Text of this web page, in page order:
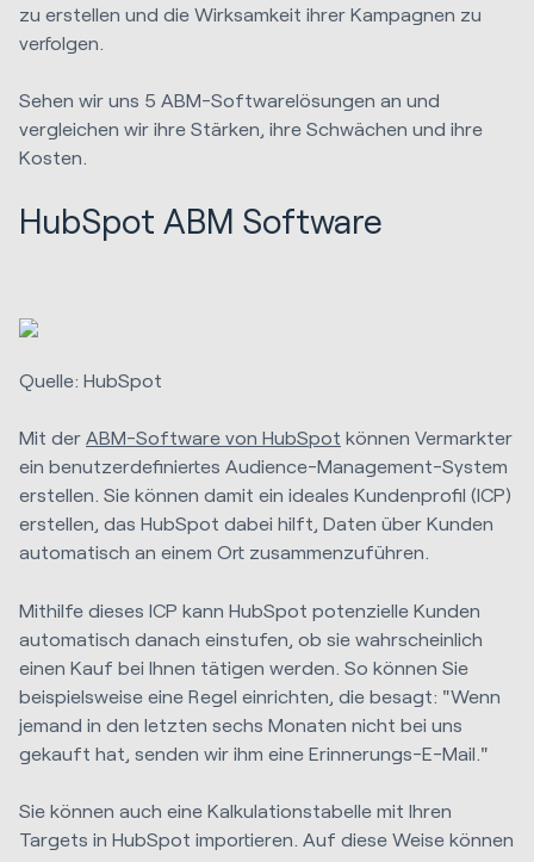
zu erstellen und die Wirksamkeit ihrer Kampagnen zu
verfolgen.
Sehen wir uns 5 ABM-Softwarelösungen an und
vergleichen wir ihre Stärken, ihre Schwächen und ihre
Kosten.
HubSpot ABM Software
Quelle: HubSpot
Mit der ABM-Software von HubSpot können Vermarkter
ein benutzerdefiniertes Audience-Management-System
erstellen. Sie können damit ein ideales Kundenprofil (ICP)
erstellen, das HubSpot dabei hilft, Daten über Kunden
automatisch an einem Ort zusammenzuführen.
Mithilfe dieses ICP kann HubSpot potenzielle Kunden
automatisch danach einstufen, ob sie wahrscheinlich
einen Kauf bei Ihnen tätigen werden. So können Sie
beispielsweise eine Regel einrichten, die besagt: "Wenn
jemand in den letzten sechs Monaten nicht bei uns
gekauft hat, senden wir ihm eine Erinnerungs-E-Mail."
Sie können auch eine Kalkulationstabelle mit Ihren
Targets in HubSpot importieren. Auf diese Weise können